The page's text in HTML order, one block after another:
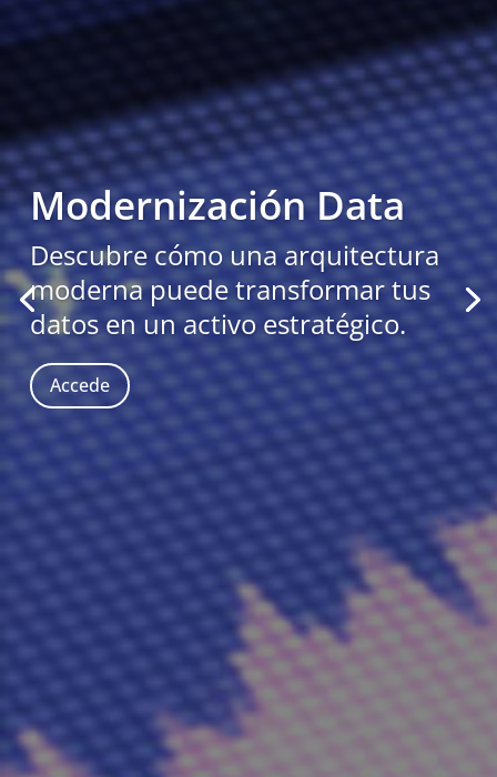
Modernización Data
Descubre cómo una arquitectura
moderna puede transformar tus
datos en un activo estratégico.
Accede